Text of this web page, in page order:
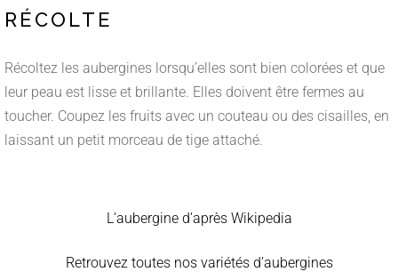
RÉCOLTE
Récoltez les aubergines lorsqu’elles sont bien colorées et que
leur peau est lisse et brillante. Elles doivent être fermes au
toucher. Coupez les fruits avec un couteau ou des cisailles, en
laissant un petit morceau de tige attaché.
L’aubergine d’après Wikipedia
Retrouvez toutes nos variétés d’aubergines